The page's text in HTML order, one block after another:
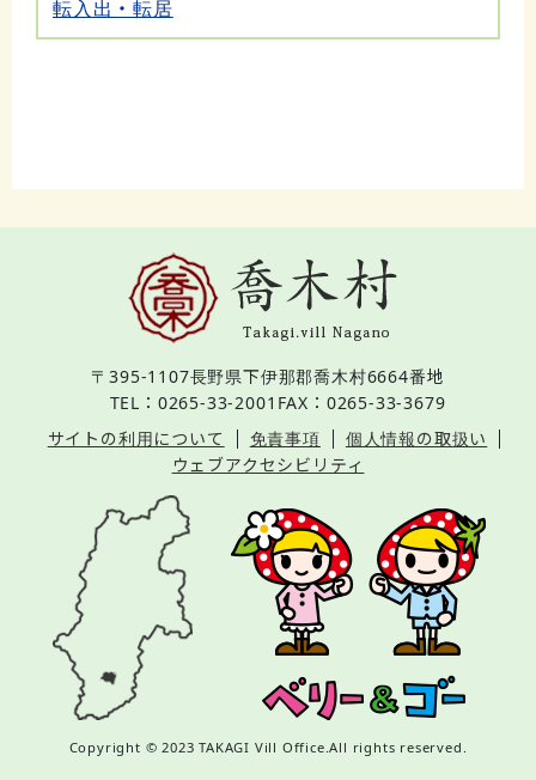
転入出・転居
〒395-1107長野県下伊那郡喬木村6664番地
TEL：0265-33-2001 FAX：0265-33-3679
サイトの利用について
免責事項
個人情報の取扱い
ウェブアクセシビリティ
Copyright © 2023 TAKAGI Vill Office.All rights reserved.